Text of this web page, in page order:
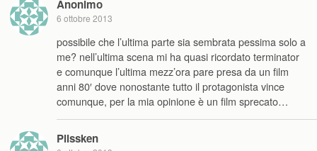
Anonimo
6 ottobre 2013
possibile che l’ultima parte sia sembrata pessima solo a
me? nell’ultima scena mi ha quasi ricordato terminator
e comunque l’ultima mezz’ora pare presa da un film
anni 80′ dove nonostante tutto il protagonista vince
comunque, per la mia opinione è un film sprecato…
Plissken